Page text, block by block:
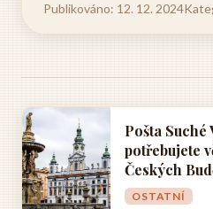
Publikováno: 12. 12. 2024
Pošta Suché
potřebujete
Českých
OSTATNÍ